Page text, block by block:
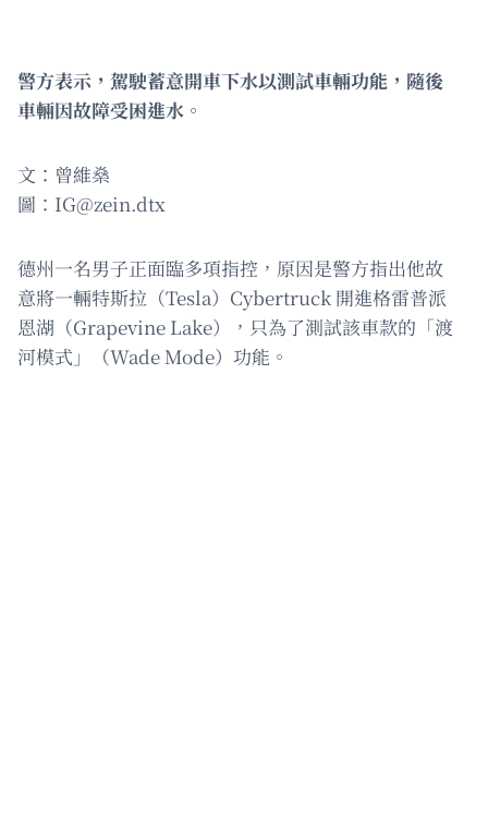
警方表示，駕駛蓄意開車下水以測試車輛功能，隨後
車輛因故障受困進水。
文：曾維燊
圖： IG@zein.dtx
德州一名男子正面臨多項指控，原因是警方指出他故
意將一輛特斯拉（Tesla）Cybertruck 開進格雷普派
恩湖（Grapevine Lake），只為了測試該車款的「渡
河模式」（Wade Mode）功能。